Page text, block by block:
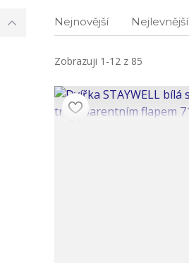
Nejnovější Nejlevnější
Zobrazuji 1-12 z 85